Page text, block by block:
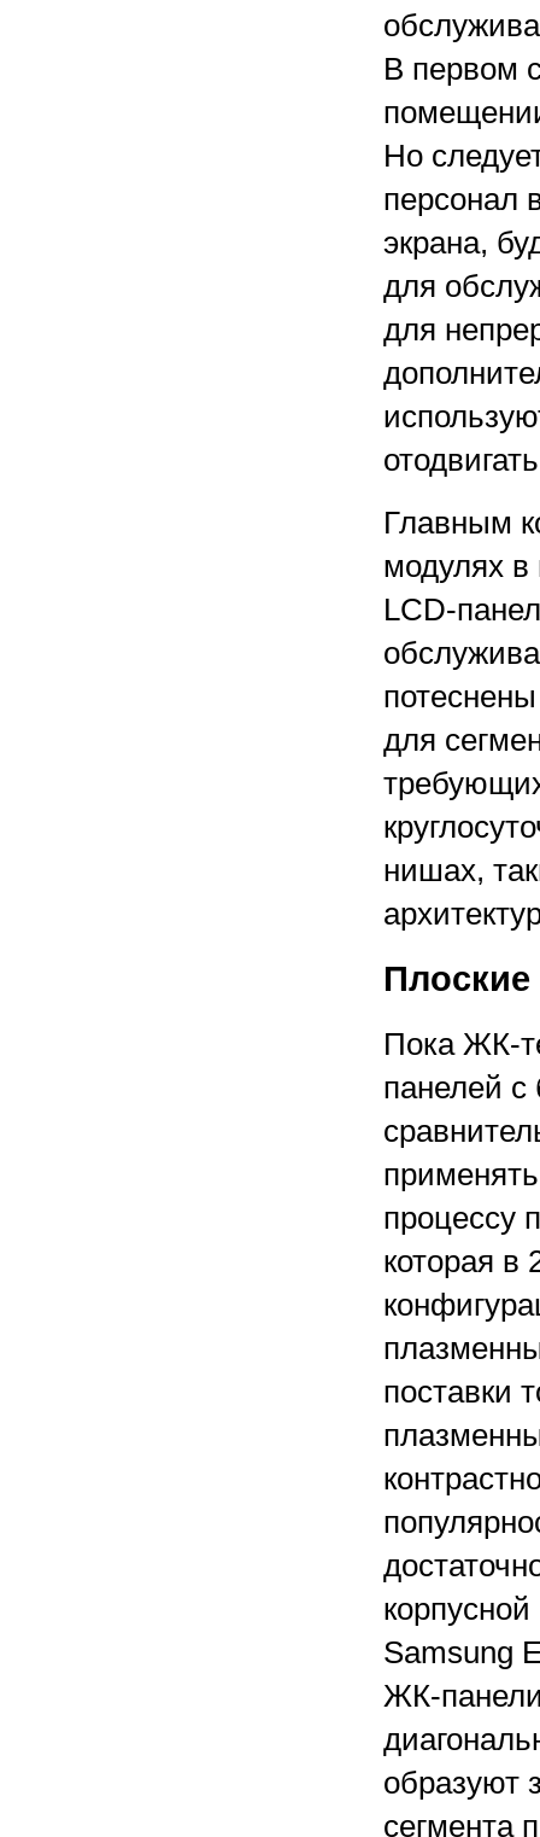
В первом
Но
персонал
экрана,
для
для
Главным
модулях в
LCD-
для
нишах,
Пока ЖК-
панелей с
процессу
которая в
поставки
Samsung
ЖК-
образуют
сегмента